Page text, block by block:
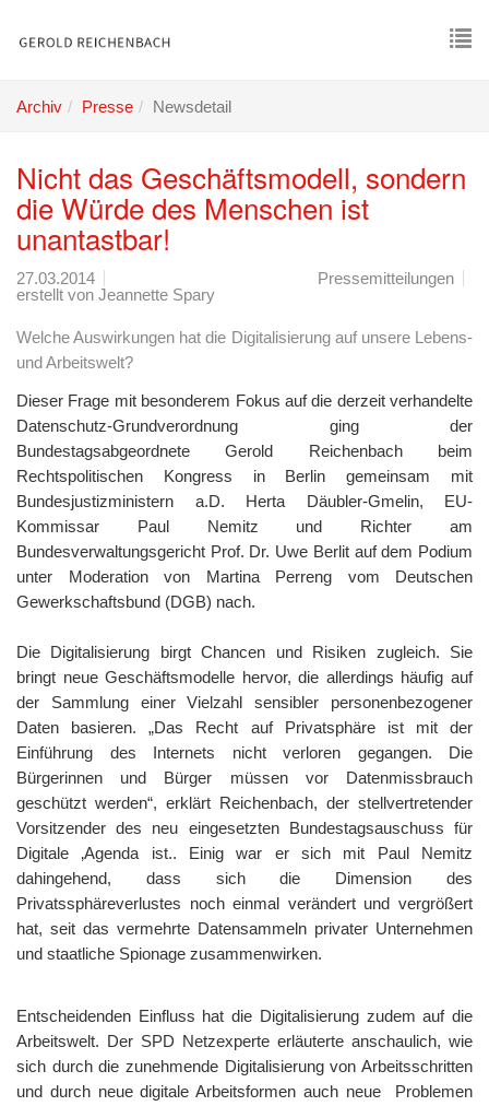
Archiv Presse Newsdetail
Nicht das Geschäftsmodell, sondern
die Würde des Menschen ist
unantastbar!
27.03.2014
Pressemitteilungen
erstellt von Jeannette Spary
Welche Auswirkungen hat die Digitalisierung auf unsere Lebens-
und Arbeitswelt?
Dieser Frage mit besonderem Fokus auf die derzeit verhandelte
Datenschutz-Grundverordnung ging der
Bundestagsabgeordnete Gerold Reichenbach beim
Rechtspolitischen Kongress in Berlin gemeinsam mit
Bundesjustizministern a.D. Herta Däubler-Gmelin, EU-
Kommissar Paul Nemitz und Richter am
Bundesverwaltungsgericht Prof. Dr. Uwe Berlit auf dem Podium
unter Moderation von Martina Perreng vom Deutschen
Gewerkschaftsbund (DGB) nach.
Die Digitalisierung birgt Chancen und Risiken zugleich. Sie
bringt neue Geschäftsmodelle hervor, die allerdings häufig auf
der Sammlung einer Vielzahl sensibler personenbezogener
Daten basieren. „Das Recht auf Privatsphäre ist mit der
Einführung des Internets nicht verloren gegangen. Die
Bürgerinnen und Bürger müssen vor Datenmissbrauch
geschützt werden“, erklärt Reichenbach, der stellvertretender
Vorsitzender des neu eingesetzten Bundestagsauschuss für
Digitale ‚Agenda ist.. Einig war er sich mit Paul Nemitz
dahingehend, dass sich die Dimension des
Privatssphäreverlustes noch einmal verändert und vergrößert
hat, seit das vermehrte Datensammeln privater Unternehmen
und staatliche Spionage zusammenwirken.
Entscheidenden Einfluss hat die Digitalisierung zudem auf die
Arbeitswelt. Der SPD Netzexperte erläuterte anschaulich, wie
sich durch die zunehmende Digitalisierung von Arbeitsschritten
und durch neue digitale Arbeitsformen auch neue Problemen